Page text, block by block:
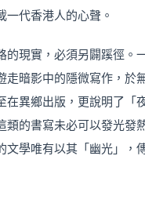
一代香港人的心聲。
的現實，必須另闢蹊徑。
走暗影中的隱微寫作，於
在異鄉出版，更說明了「
類的書寫未必可以發光發
文學唯有以其「幽光」，